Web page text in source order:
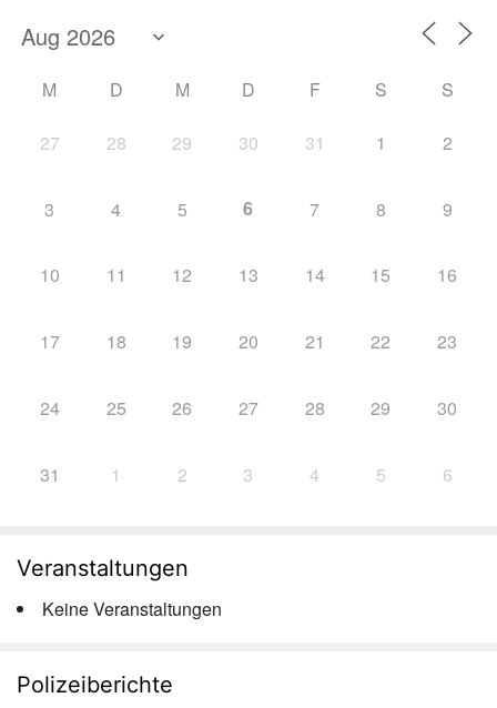
M D M D F S S
27 28 29 30 31 1 2
3 4 5 6 7 8 9
10 11 12 13 14 15 16
17 18 19 20 21 22 23
24 25 26 27 28 29 30
31 1 2 3 4 5 6
Veranstaltungen
Keine Veranstaltungen
Polizeiberichte